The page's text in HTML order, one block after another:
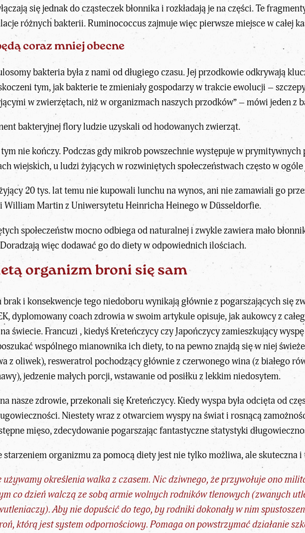
się jednak do cząsteczek błonnika i rozkładają je na części. Te
różnych bakterii. Ruminococcus zajmuje więc pierwsze miejsce w całej
coraz mniej obecne
bakteria była z nami od długiego czasu. Jej przodkowie odkrywają
tym, jak bakterie te zmieniały gospodarzy w trakcie ewolucji –
w zwierzętach, niż w organizmach naszych przodków” – mówi jeden z
bakteryjnej flory ludzie uzyskali od hodowanych zwierząt.
nie kończy. Podczas gdy mikrob powszechnie występuje w
wiejskich, u ludzi żyjących w rozwiniętych społeczeństwach często w ogóle
20 tys. lat temu nie kupowali lunchu na wynos, ani nie zamawiali go
William Martin z Uniwersytetu Heinricha Heinego w Düsseldorfie.
społeczeństw mocno odbiega od naturalnej i zwykle zawiera mało
więc dodawać go do diety w odpowiednich ilościach.
organizm broni się sam
i konsekwencje tego niedoboru wynikają głównie z pogarszających się
dyplomowany coach zdrowia w swoim artykule opisuje, jak aukowcy z
świecie. Francuzi , kiedyś Kreteńczycy czy Japończycy zamieszkujący
wspólnego mianownika ich diety, to na pewno znajdą się w niej
z oliwek), resweratrol pochodzący głównie z czerwonego wina (z białego
jedzenie małych porcji, wstawanie od posiłku z lekkim niedosytem.
nasze zdrowie, przekonali się Kreteńczycy. Kiedy wyspa była odcięta od
Niestety wraz z otwarciem wyspy na świat i rosnącą
mięso, zdecydowanie pogarszając fantastyczne statystyki
starzeniem organizmu za pomocą diety jest nie tylko możliwa, ale skuteczna
używamy określenia walka z czasem. Nic dziwnego, że przywołuje ono
co dzień walczą ze sobą armie wolnych rodników tlenowych (zwanych
Aby nie dopuścić do tego, by rodniki dokonały w nim
którą jest system odpornościowy. Pomaga on powstrzymać działanie